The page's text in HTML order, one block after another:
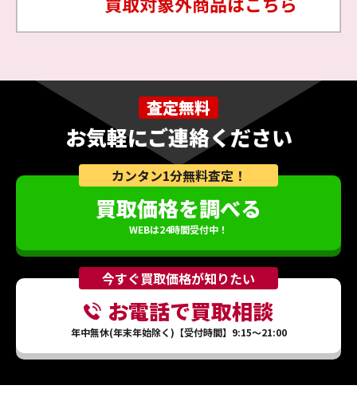
査定無料
お気軽にご連絡ください
カンタン1分無料査定！
買取価格を調べる
WEBは24時間受付中！
今すぐ買取価格が知りたい
お電話で買取相談
年中無休(年末年始除く)【受付時間】9:15～21:00